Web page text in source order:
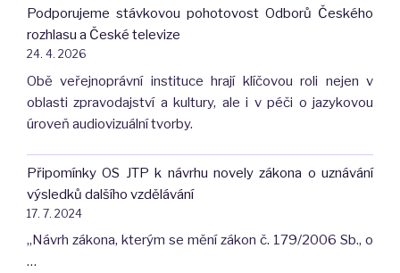
Podporujeme stávkovou pohotovost Odborů Českého
rozhlasu a České televize
24. 4. 2026
Obě veřejnoprávní instituce hrají klíčovou roli nejen v
oblasti zpravodajství a kultury, ale i v péči o jazykovou
úroveň audiovizuální tvorby.
Připomínky OS JTP k návrhu novely zákona o uznávání
výsledků dalšího vzdělávání
17. 7. 2024
„Návrh zákona, kterým se mění zákon č. 179/2006 Sb., o
…